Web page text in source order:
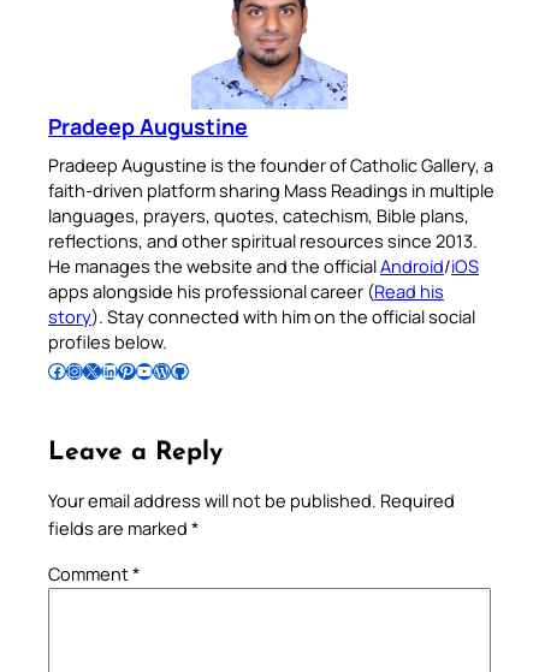
Pradeep Augustine
Pradeep Augustine is the founder of Catholic Gallery, a
faith-driven platform sharing Mass Readings in multiple
languages, prayers, quotes, catechism, Bible plans,
reflections, and other spiritual resources since 2013.
He manages the website and the officialAndroid/iOS
apps alongside his professional career (Read his
story). Stay connected with him on the official social
profiles below.
Follow Pradeep on Facebook Follow Pradeep on InstagramFollow Pradeep on X Follow Pradeep on LinkedIn Follow Pradeep on Pinterest Subscribe to Pradeep’s Youtube Channel Follow Pradeep on WordPress Follow Pradeep on GitHub
Leave a Reply
Your email address will not be published. Required
fields are marked *
Comment*